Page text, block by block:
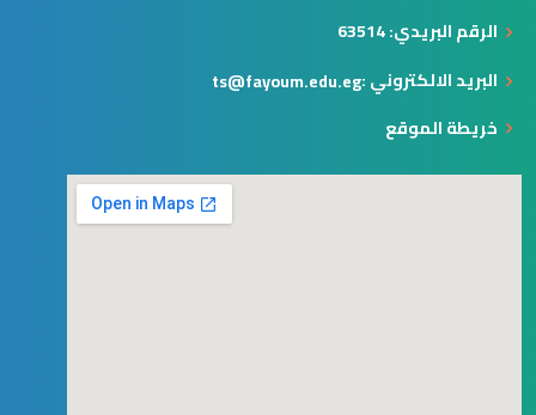
الرقم البريدي: 63514
البريد الالكتروني :ts@fayoum.edu.eg
خريطة الموقع